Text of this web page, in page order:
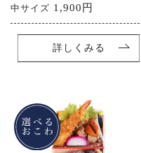
中サイズ 1,900円
詳しくみる